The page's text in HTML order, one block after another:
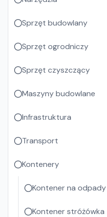
Sprzęt budowlany
Sprzęt ogrodniczy
Sprzęt czyszczący
Maszyny budowlane
Infrastruktura
Transport
Kontenery
Kontener na odpady
Kontener stróżówka